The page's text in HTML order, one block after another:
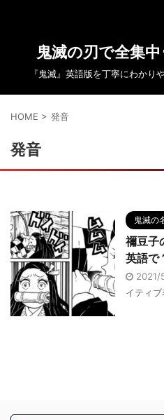
鬼滅の刃で全集中
『鬼滅』英語版を丁寧にわかり
HOME > 発音
発音
鬼滅の
禰豆子
英語で
2021/
イティブ